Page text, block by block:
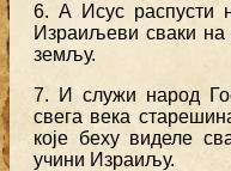
6. А Исус распусти
Израиљеви сваки на
земљу.
7. И служи народ
свега века
које беху виделе
учини Израиљу.